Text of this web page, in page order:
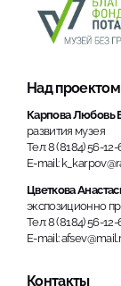
Над
Карпова Любовь
развития музея
Тел: 8 (8184) 56-12-
E-mail:
Цветкова
экспозиционно
Тел: 8 (8184) 56-12-
E-mail:
Контакты